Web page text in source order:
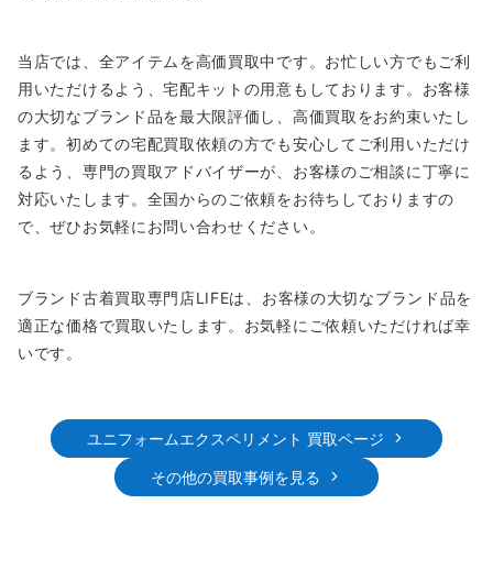
当店では、全アイテムを高価買取中です。お忙しい方でもご利
用いただけるよう、宅配キットの用意もしております。お客様
の大切なブランド品を最大限評価し、高価買取をお約束いたし
ます。初めての宅配買取依頼の方でも安心してご利用いただけ
るよう、専門の買取アドバイザーが、お客様のご相談に丁寧に
対応いたします。全国からのご依頼をお待ちしておりますの
で、ぜひお気軽にお問い合わせください。
ブランド古着買取専門店LIFEは、お客様の大切なブランド品を
適正な価格で買取いたします。お気軽にご依頼いただければ幸
いです。
ユニフォームエクスペリメント 買取ページ
その他の買取事例を見る